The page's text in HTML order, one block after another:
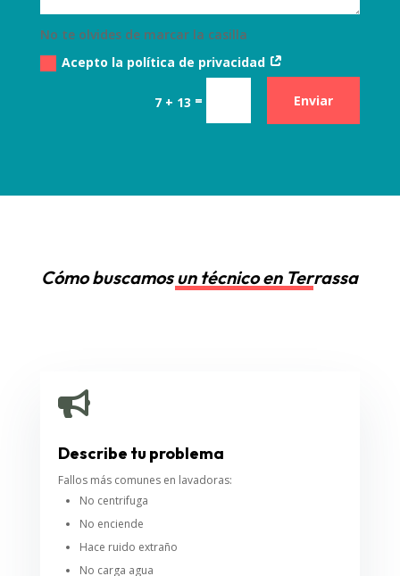
No te olvides de marcar la casilla
Acepto la política de privacidad
7 + 13 = Enviar
Cómo buscamos un técnico en Terrassa

Describe tu problema
Fallos más comunes en lavadoras:
No centrifuga
No enciende
Hace ruido extraño
No carga agua